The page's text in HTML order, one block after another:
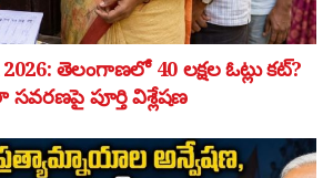
తెలంగాణలో 40 లక్షల ఓట్లు కట్?
సవరణపై పూర్తి విశ్లేషణ